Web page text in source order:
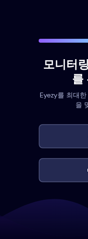
모니터
를
Eyezy를 최대
을